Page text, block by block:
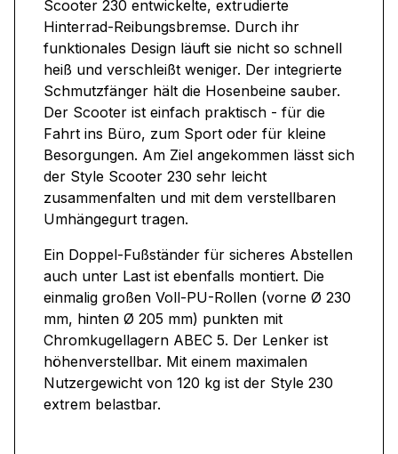
Scooter 230 entwickelte, extrudierte
Hinterrad-Reibungsbremse. Durch ihr
funktionales Design läuft sie nicht so schnell
heiß und verschleißt weniger. Der integrierte
Schmutzfänger hält die Hosenbeine sauber.
Der Scooter ist einfach praktisch - für die
Fahrt ins Büro, zum Sport oder für kleine
Besorgungen. Am Ziel angekommen lässt sich
der Style Scooter 230 sehr leicht
zusammenfalten und mit dem verstellbaren
Umhängegurt tragen.
Ein Doppel-Fußständer für sicheres Abstellen
auch unter Last ist ebenfalls montiert. Die
einmalig großen Voll-PU-Rollen (vorne Ø 230
mm, hinten Ø 205 mm) punkten mit
Chromkugellagern ABEC 5. Der Lenker ist
höhenverstellbar. Mit einem maximalen
Nutzergewicht von 120 kg ist der Style 230
extrem belastbar.